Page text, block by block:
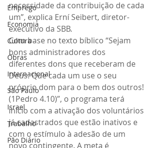
Emprego
Economia
Cultura
Obras
Internacional
São Paulo
Israel
Trabalho
Pão Diário
necessidade da contribuição de cada
um”, explica Erní Seibert, diretor-
executivo da SBB.
Com base no texto bíblico “Sejam
bons administradores dos
diferentes dons que receberam de
Deus. Que cada um use o seu
próprio dom para o bem dos outros!
(1Pedro 4.10)”, o programa terá
início com a ativação dos voluntários
já cadastrados que estão inativos e
com o estímulo à adesão de um
novo contingente. A meta é